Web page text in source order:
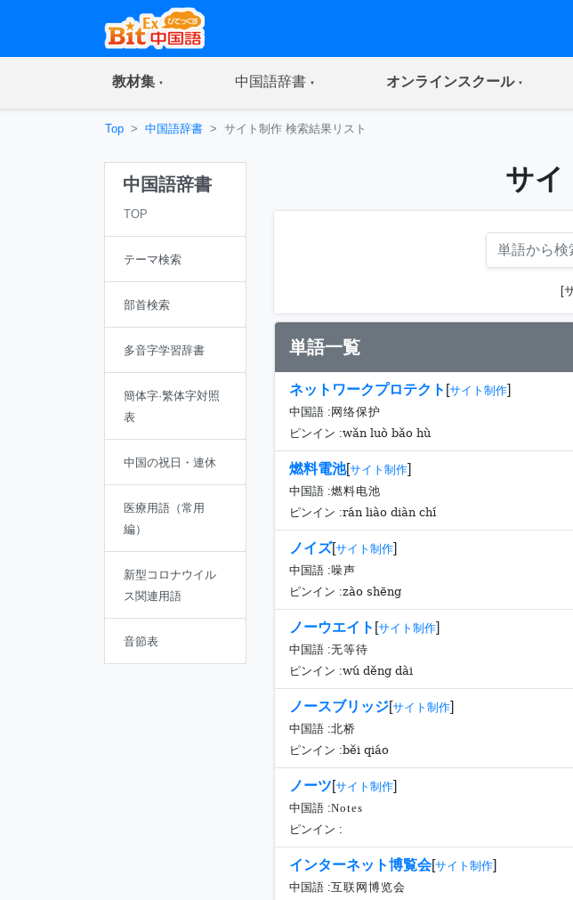
教材集(current) 中国語辞書(current) オンラインスクール(current)
Top 中国語辞書 サイト制作 検索結果リスト
中国語辞書
TOP
テーマ検索
部首検索
多音字学習辞書
簡体字·繁体字対照
表
中国の祝日・連休
医療用語（常用
編）
新型コロナウイル
ス関連用語
音節表
サイ
[
単語一覧
ネットワークプロテクト [サイト制作]
中国語 : 网络保护
ピンイン :wǎn luò bǎo hù
燃料電池[サイト制作]
中国語 :燃料电池
ピンイン :rán liào diàn chí
ノイズ[サイト制作]
中国語 :噪声
ピンイン :zào shēng
ノーウエイト [サイト制作]
中国語 :无等待
ピンイン :wú děng dài
ノースブリッジ[サイト制作]
中国語 :北桥
ピンイン :běi qiáo
ノーツ[サイト制作]
中国語 :Notes
ピンイン :
インターネット博覧会[サイト制作]
中国語 :互联网博览会